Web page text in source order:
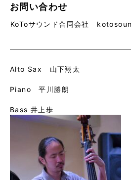
お問い合わせ
KoToサウンド合同会社
Alto Sax 山下翔太
Piano 平川勝朗
Bass 井上歩